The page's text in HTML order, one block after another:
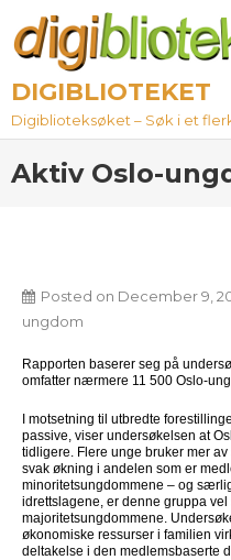
content
DIGIBLIOTEKET
Digiblioteksøket – Søk i et
Aktiv Oslo-
Posted on December 9,
ungdom
Rapporten baserer seg på
omfatter nærmere 11 500 Oslo-
I motsetning til utbredte
passive, viser undersøkelsen at
tidligere. Flere unge bruker mer
svak økning i andelen som er
minoritetsungdommene – og
idrettslagene, er denne gruppa
majoritetsungdommene.
økonomiske ressurser i familien
deltakelse i den medlemsbaserte